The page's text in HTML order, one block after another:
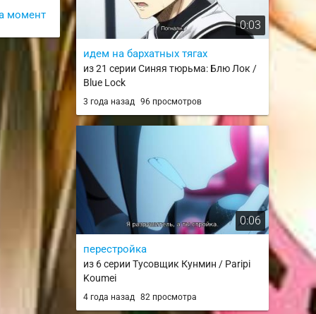
момент
0:03
идем на бархатных тягах
из 21 серии Синяя тюрьма: Блю Лок /
Blue Lock
3 года назад 96 просмотров
0:06
перестройка
из 6 серии Тусовщик Кунмин / Paripi
Koumei
4 года назад 82 просмотра